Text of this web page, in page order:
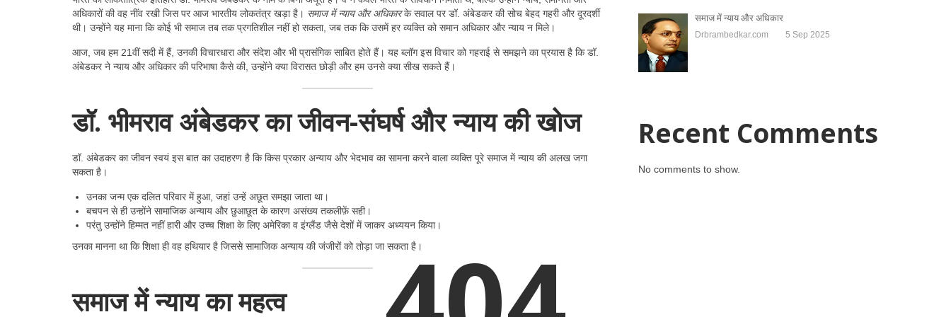
अधिकारों की वह नींव रखी जिस पर आज भारतीय लोकतंत्र खड़ा है। समाज में न्याय और अधिकारके सवाल पर डॉ. अंबेडकर की सोच बेहद गहरी और दूरदर्शी
थी। उन्होंने यह माना कि कोई भी समाज तब तक प्रगतिशील नहीं हो सकता, जब तक कि उसमें हर व्यक्ति को समान अधिकार और न्याय न मिले।
आज, जब हम 21वीं सदी में हैं, उनकी विचारधारा और संदेश और भी प्रासंगिक साबित होते हैं। यह ब्लॉग इस विचार को गहराई से समझने का प्रयास है कि डॉ.
अंबेडकर ने न्याय और अधिकार की परिभाषा कैसे की, उन्होंने क्या विरासत छोड़ी और हम उनसे क्या सीख सकते हैं।
डॉ. भीमराव अंबेडकर का जीवन-संघर्ष और न्याय की खोज
डॉ. अंबेडकर का जीवन स्वयं इस बात का उदाहरण है कि किस प्रकार अन्याय और भेदभाव का सामना करने वाला व्यक्ति पूरे समाज में न्याय की अलख जगा
सकता है।
उनका जन्म एक दलित परिवार में हुआ, जहां उन्हें अछूत समझा जाता था।
बचपन से ही उन्होंने सामाजिक अन्याय और छुआछूत के कारण असंख्य तकलीफ़ें सही।
परंतु उन्होंने हिम्मत नहीं हारी और उच्च शिक्षा के लिए अमेरिका व इंग्लैंड जैसे देशों में जाकर अध्ययन किया।
उनका मानना था कि शिक्षा ही वह हथियार है जिससे सामाजिक अन्याय की जंजीरों को तोड़ा जा सकता है।
समाज में न्याय का महत्व
समाज में न्याय और अधिकार
Drbrambedkar.com 5 Sep 2025
Recent Comments
No comments to show.